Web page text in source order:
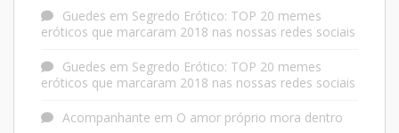
Guedes em Segredo Erótico: TOP 20 memes
eróticos que marcaram 2018 nas nossas redes sociais
Guedes em Segredo Erótico: TOP 20 memes
eróticos que marcaram 2018 nas nossas redes sociais
Acompanhante em O amor próprio mora dentro